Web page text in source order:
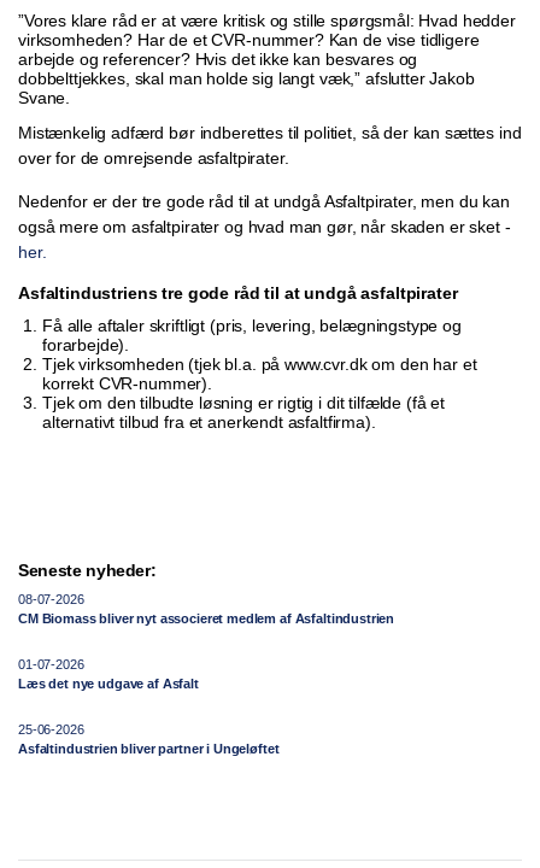
”Vores klare råd er at være kritisk og stille spørgsmål: Hvad hedder
virksomheden? Har de et CVR-nummer? Kan de vise tidligere
arbejde og referencer? Hvis det ikke kan besvares og
dobbelttjekkes, skal man holde sig langt væk,” afslutter Jakob
Svane.
Mistænkelig adfærd bør indberettes til politiet, så der kan sættes ind
over for de omrejsende asfaltpirater.
Nedenfor er der tre gode råd til at undgå Asfaltpirater, men du kan
også mere om asfaltpirater og hvad man gør, når skaden er sket -
her.
Asfaltindustriens tre gode råd til at undgå asfaltpirater
Få alle aftaler skriftligt (pris, levering, belægningstype og
forarbejde).
Tjek virksomheden (tjek bl.a. på www.cvr.dk om den har et
korrekt CVR-nummer).
Tjek om den tilbudte løsning er rigtig i dit tilfælde (få et
alternativt tilbud fra et anerkendt asfaltfirma).
Seneste nyheder:
08-07-2026
CM Biomass bliver nyt associeret medlem af Asfaltindustrien
01-07-2026
Læs det nye udgave af Asfalt
25-06-2026
Asfaltindustrien bliver partner i Ungeløftet